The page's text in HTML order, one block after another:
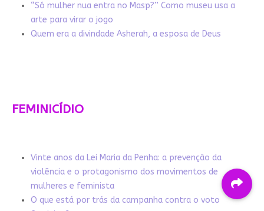
“Só mulher nua entra no Masp?” Como museu usa a
arte para virar o jogo
Quem era a divindade Asherah, a esposa de Deus
FEMINICÍDIO
Vinte anos da Lei Maria da Penha: a prevenção da
violência e o protagonismo dos movimentos de
mulheres e feminista
O que está por trás da campanha contra o voto